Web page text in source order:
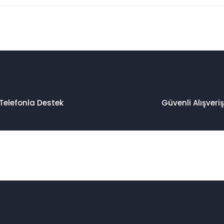
Telefonla Destek Güvenli Alışveriş